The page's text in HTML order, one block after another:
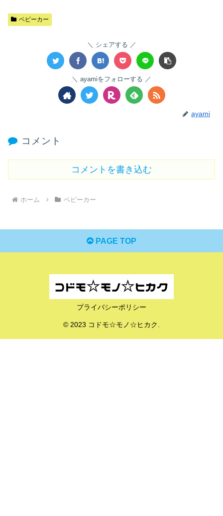
ベビーカー
シェアする
ayamiをフォローする
ayami
コメント
コメントを書き込む
ホーム ベビーカー
PAGE TOP
プライバシーポリシー
© 2023 コドモ☆モノ☆ヒカク.